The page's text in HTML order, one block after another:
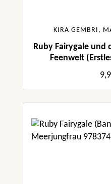
KIRA GEMBRI,
Ruby Fairygale und
Feenwelt